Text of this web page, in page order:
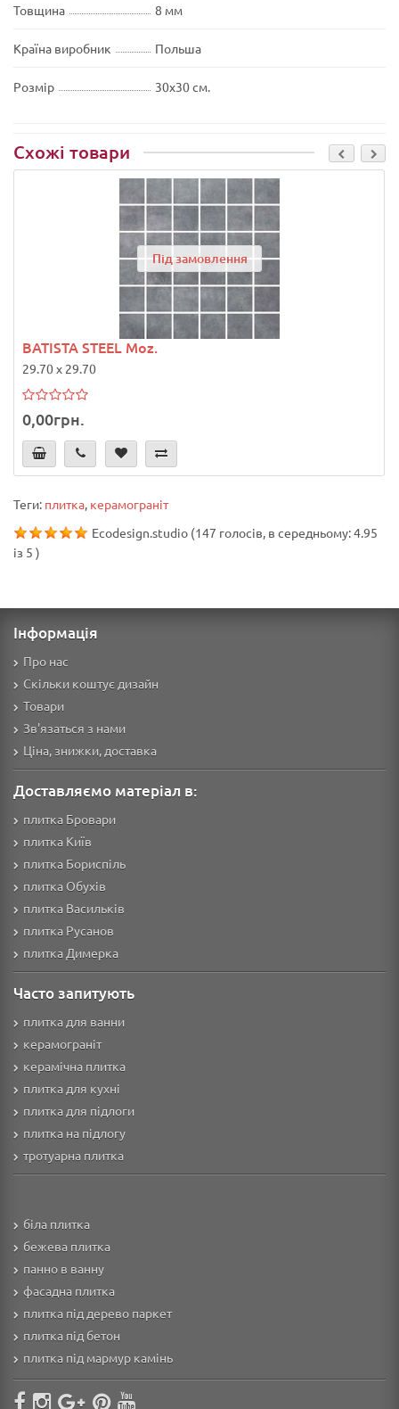
Товщина 8 мм
Країна виробник Польша
Розмір 30х30 см.
Схожі товари
Під замовлення
BATISTA STEEL Moz.
29.70 x 29.70
0,00грн.
Теги: плитка, керамограніт
Ecodesign.studio (147 голосів, в середньому:4.95
із 5 )
Інформація
Про нас
Скільки коштує дизайн
Товари
Зв'язаться з нами
Ціна, знижки, доставка
Доставляємо матеріал в:
плитка Бровари
плитка Київ
плитка Бориспіль
плитка Обухів
плитка Васильків
плитка Русанов
плитка Димерка
Часто запитують
плитка для ванни
керамограніт
керамічна плитка
плитка для кухні
плитка для підлоги
плитка на підлогу
тротуарна плитка
біла плитка
бежева плитка
панно в ванну
фасадна плитка
плитка під дерево паркет
плитка під бетон
плитка під мармур камінь